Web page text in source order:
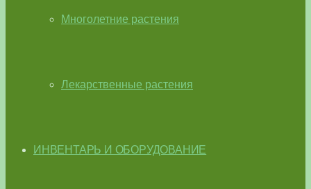
Многолетние растения
Лекарственные растения
ИНВЕНТАРЬ И ОБОРУДОВАНИЕ